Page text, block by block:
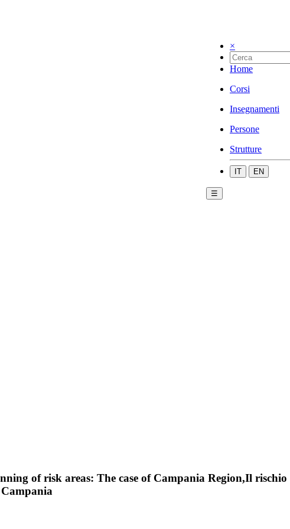
×
Home
Corsi
Insegnamenti
Persone
Strutture
IT EN
☰
of risk areas: The case of Campania Region,Il